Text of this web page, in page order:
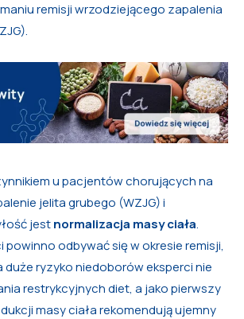
remisji wrzodziejącego zapalenia
u pacjentów chorujących na
jelita grubego (WZJG) i
jestnormalizacja masy ciała.
powinno odbywać się w okresie remisji,
duże ryzyko niedoborów eksperci nie
restrykcyjnych diet, a jako pierwszy
masy ciała rekomendują ujemny